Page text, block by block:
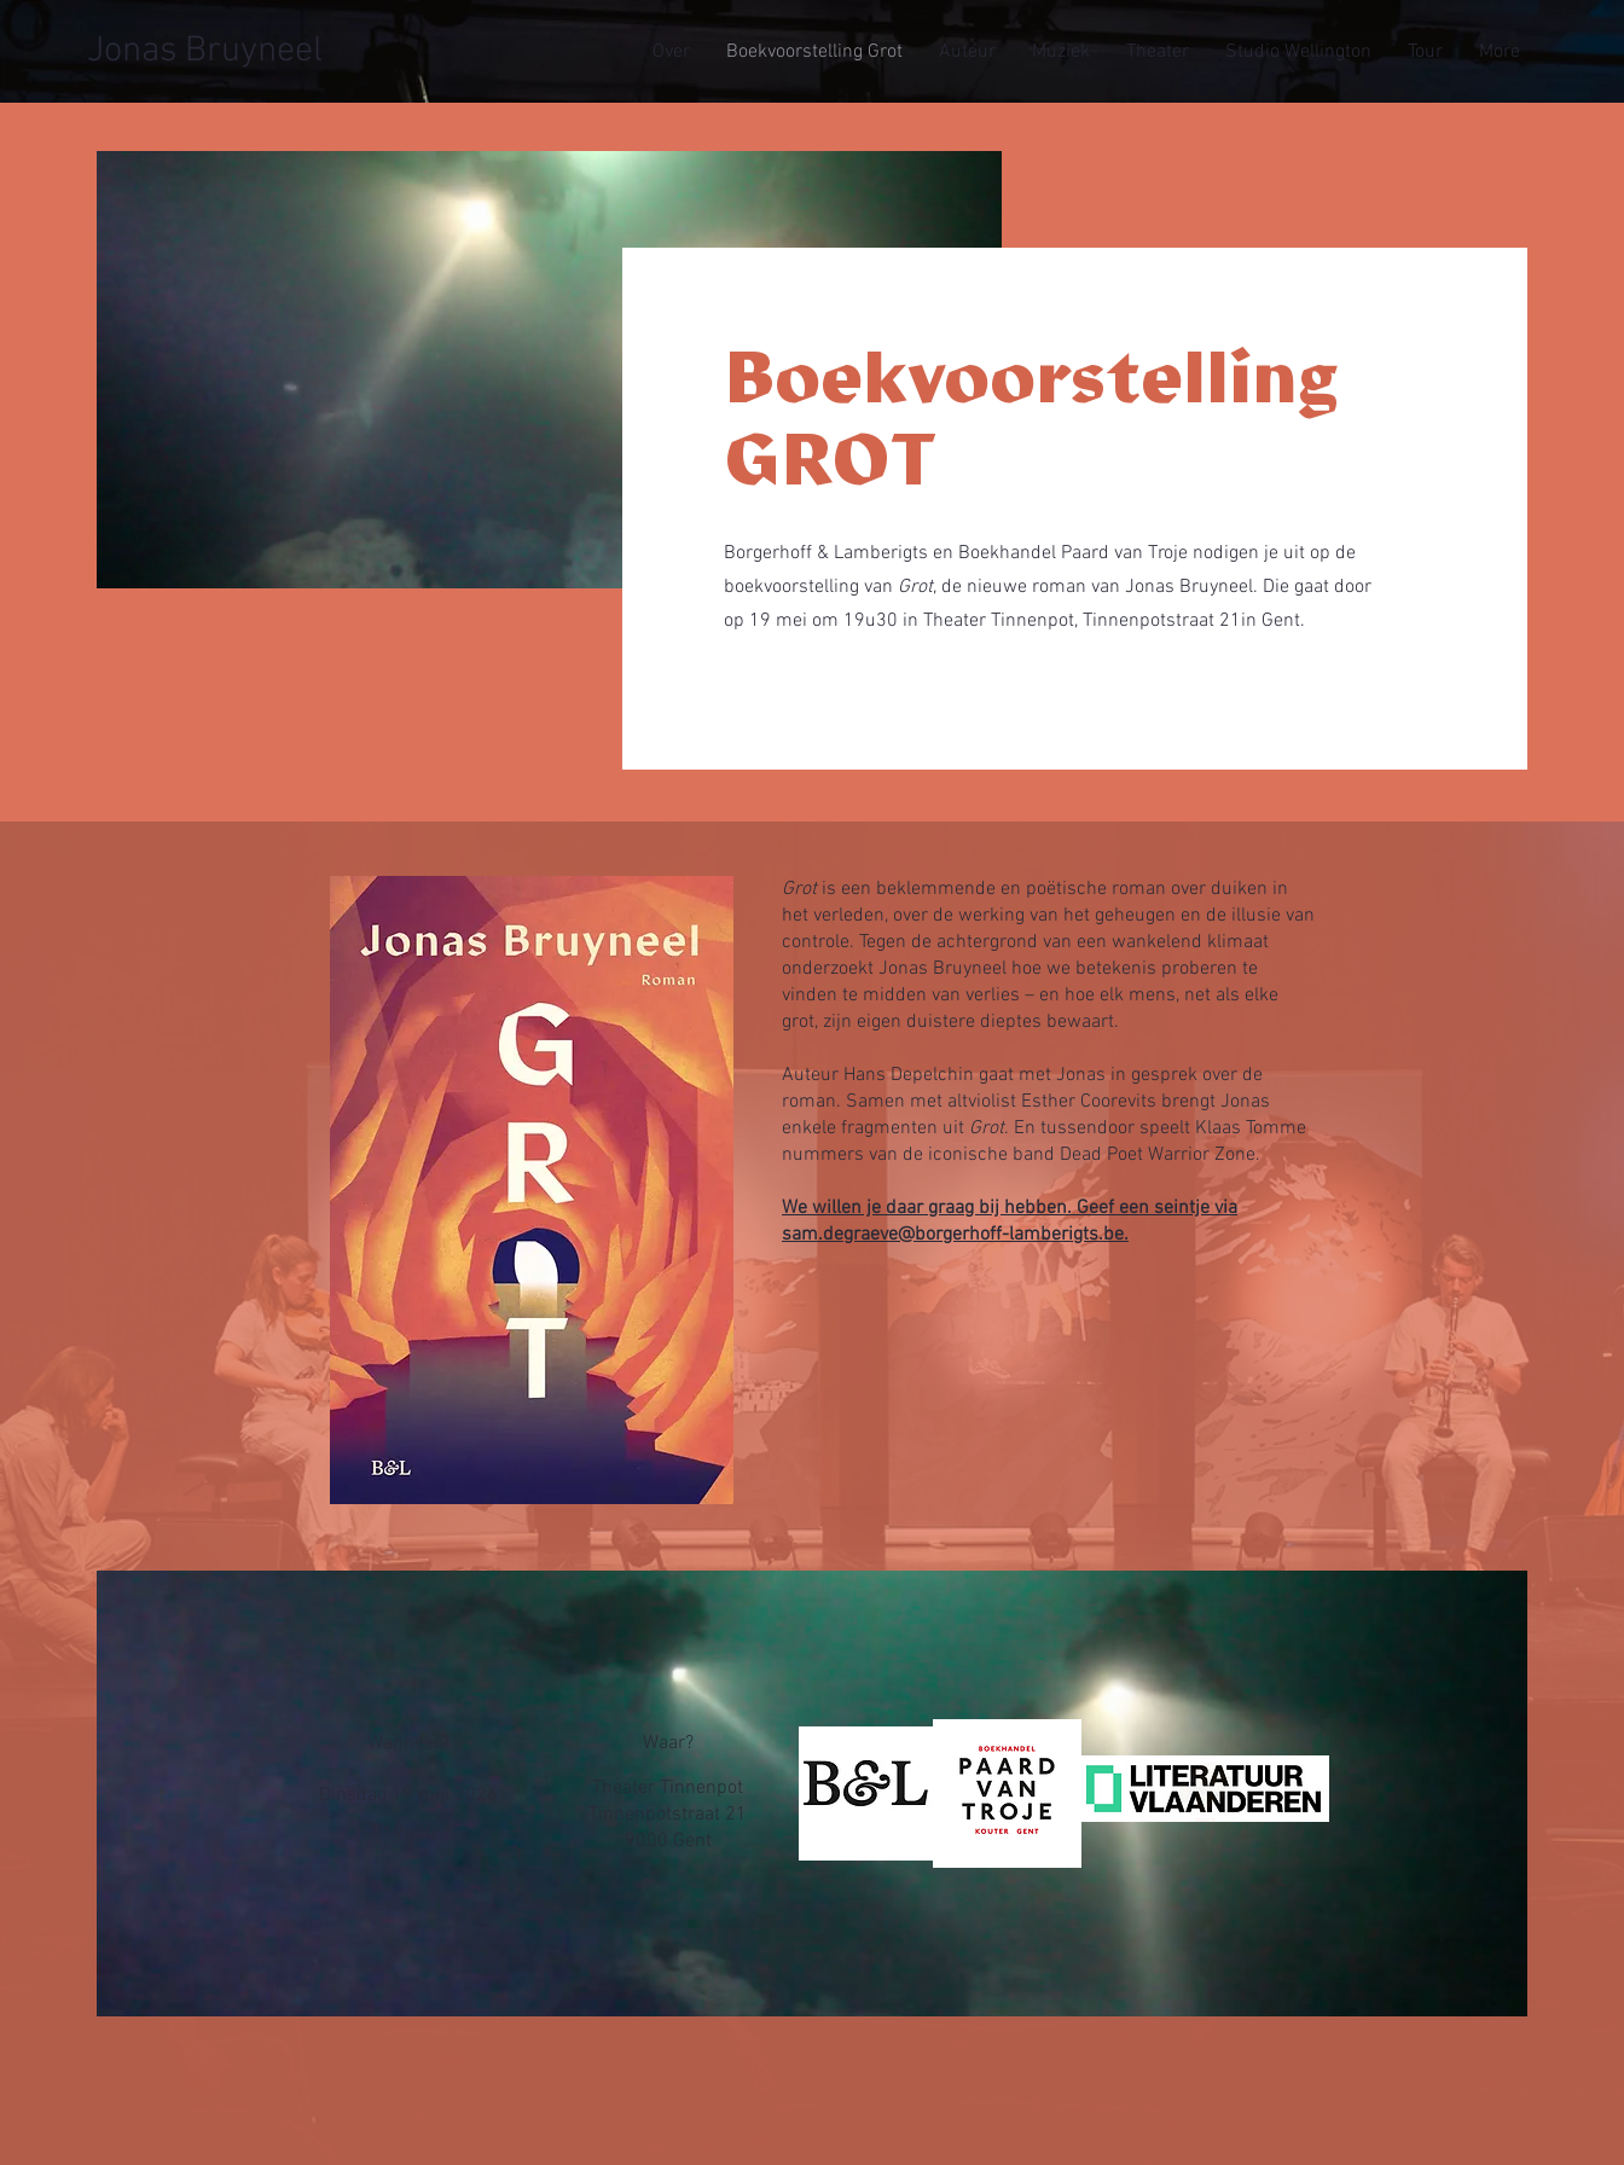
Jonas Bruyneel Over Boekvoorstelling Grot Auteur Muziek Theater Studio Wellington Tour More
Boekvoorstelling
GROT
Borgerhoff & Lamberigts en Boekhandel Paard van Troje nodigen je uit op de
boekvoorstelling van Grot, de nieuwe roman van Jonas Bruyneel. Die gaat door
op 19 mei om 19u30 in Theater Tinnenpot, Tinnenpotstraat 21in Gent.
Grot is een beklemmende en poëtische roman over duiken in
het verleden, over de werking van het geheugen en de illusie van
controle. Tegen de achtergrond van een wankelend klimaat
onderzoekt Jonas Bruyneel hoe we betekenis proberen te
vinden te midden van verlies – en hoe elk mens, net als elke
grot, zijn eigen duistere dieptes bewaart.
Auteur Hans Depelchin gaat met Jonas in gesprek over de
roman. Samen met altviolist Esther Coorevits brengt Jonas
enkele fragmenten uit Grot. En tussendoor speelt Klaas Tomme
nummers van de iconische band Dead Poet Warrior Zone.
We willen je daar graag bij hebben.Geef een seintje via
sam.degraeve@borgerhoff-lamberigts.be.
Waar?
Theater Tinnenpot
Tinnenpotstraat 21
9000 Gent